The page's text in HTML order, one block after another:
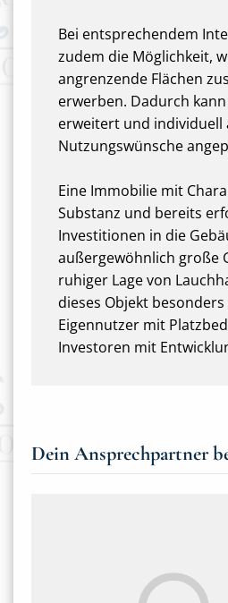
Bei entsprechendem
zudem die Möglichkeit,
angrenzende Flächen
erwerben. Dadurch
erweitert und individuell
Nutzungswünsche
Eine Immobilie mit
Substanz und bereits
Investitionen in die
außergewöhnlich große
ruhiger Lage von
dieses Objekt
Eigennutzer mit
Investoren mit
Dein Ansprechpartner